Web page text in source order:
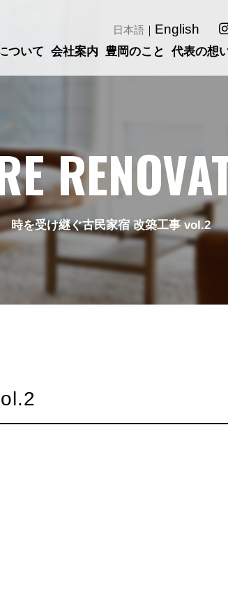
日本語 ｜ English
ついて 会社案内 豊岡のこと 代表の想
時を受け継ぐ古民家宿 改築工事 vol.2